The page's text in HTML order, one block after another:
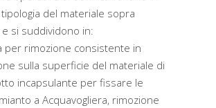
del materiale sopra
si suddividono in:
per rimozione consistente in
sulla superficie del materiale di
incapsulante per fissare le
a Acquavogliera, rimozione